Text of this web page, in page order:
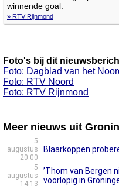
winnende goal.
» RTV Rijnmond
Foto's bij dit
Foto: Dagblad van het
Foto: RTV Noord
Foto: RTV Rijnmond
Meer nieuws uit
5
augustus
20:00
Blaarkoppen
5
augustus
14:13
’Thom van Bergen
voorlopig in